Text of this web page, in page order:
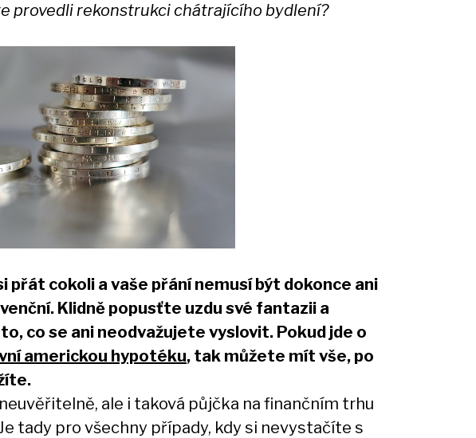
provedli rekonstrukci chátrajícího bydlení?
přát cokoli a vaše přání nemusí být dokonce ani
Klidně popusťte uzdu své fantazii a
co se ani neodvažujete vyslovit. Pokud jde o
americkou hypotéku, tak můžete mít vše, po
ale i taková půjčka na finančním trhu
tady pro všechny případy, kdy si nevystačíte s